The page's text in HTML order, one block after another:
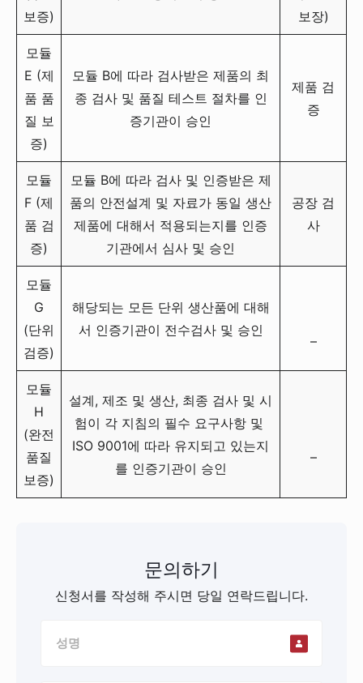
보증)
보장)
모듈
E (제
품 품
질 보
증)
모듈 B에 따라 검사받은 제품의 최
종 검사 및 품질 테스트 절차를 인
증기관이 승인
제품 검
증
모듈
F (제
품 검
증)
모듈 B에 따라 검사 및 인증받은 제
품의 안전설계 및 자료가 동일 생산
제품에 대해서 적용되는지를 인증
기관에서 심사 및 승인
공장 검
사
모듈
G
(단위
검증)
해당되는 모든 단위 생산품에 대해
서 인증기관이 전수검사 및 승인
–
모듈
H
(완전
품질
보증)
설계, 제조 및 생산, 최종 검사 및 시
험이 각 지침의 필수 요구사항 및
ISO 9001에 따라 유지되고 있는지
를 인증기관이 승인
–
문의하기
신청서를 작성해 주시면 당일 연락드립니다.